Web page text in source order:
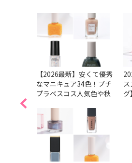
【2026最新】安くて優秀
なマニキュア34色！プチ
プラベスコス人気色や秋